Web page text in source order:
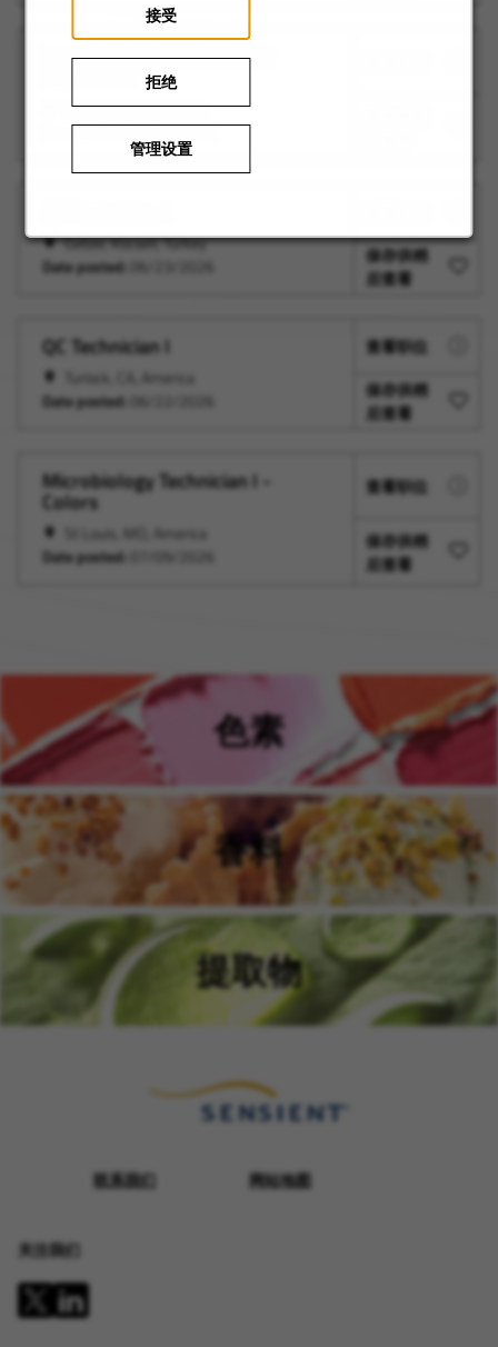
接受
拒绝
管理设置
Quality Control Laboratory
St Louis, MO, America
Date posted:07/13/2026
Gebze, Kocaeli, Turkey
Date posted: 06/23/2026
保存供稍
后查看
QC Technician I
Turlock, CA, America
Date posted: 06/22/2026
查看职位
保存供稍
后查看
Microbiology Technician I -
Colors
St Louis, MO, America
Date posted:
查看职位
保存供稍
后查看
色素
香料
提取物
联系我们 网站地图
关注我们